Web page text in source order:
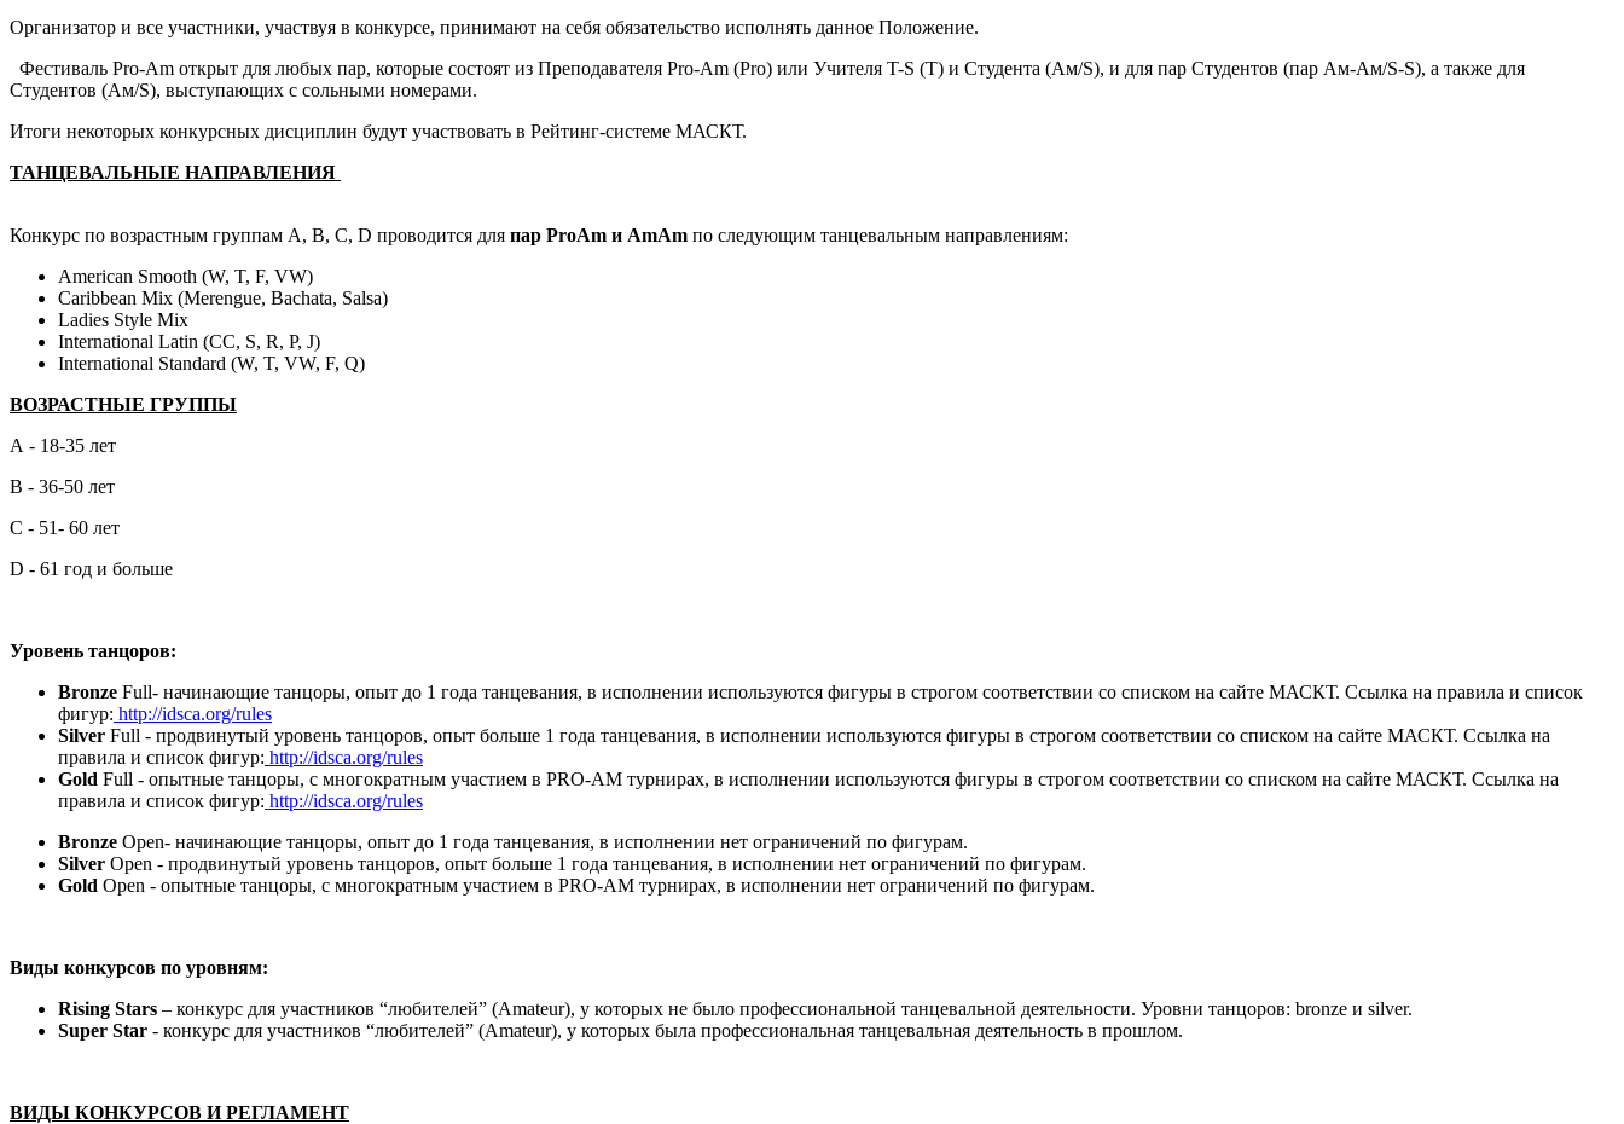
Организатор и все участники, участвуя в конкурсе, принимают на себя обязательство исполнять данное Положение.
Фестиваль Pro-Am открыт для любых пар, которые состоят из Преподавателя Pro-Am (Pro) или Учителя T-S (T) и Студента (Ам/S), и для пар Студентов (пар Ам-Ам/S-S), а также для
Студентов (Ам/S), выступающих с сольными номерами.
Итоги некоторых конкурсных дисциплин будут участвовать в Рейтинг-системе МАСКТ.
ТАНЦЕВАЛЬНЫЕ НАПРАВЛЕНИЯ
Конкурс по возрастным группам A, B, C, D проводится для пар ProAm и AmAm по следующим танцевальным направлениям:
American Smooth (W, T, F, VW)
Caribbean Mix (Merengue, Bachata, Salsa)
Ladies Style Mix
International Latin (CC, S, R, P, J)
International Standard (W, T, VW, F, Q)
ВОЗРАСТНЫЕ ГРУППЫ
А - 18-35 лет
В - 36-50 лет
С - 51- 60 лет
D - 61 год и больше
Уровень танцоров:
Bronze Full- начинающие танцоры, опыт до 1 года танцевания, в исполнении используются фигуры в строгом соответствии со списком на сайте МАСКТ. Ссылка на правила и список
фигур: http://idsca.org/rules
Silver Full - продвинутый уровень танцоров, опыт больше 1 года танцевания, в исполнении используются фигуры в строгом соответствии со списком на сайте МАСКТ. Ссылка на
правила и список фигур: http://idsca.org/rules
Gold Full - опытные танцоры, с многократным участием в PRO-AM турнирах, в исполнении используются фигуры в строгом соответствии со списком на сайте МАСКТ. Ссылка на
правила и список фигур: http://idsca.org/rules
Bronze Open- начинающие танцоры, опыт до 1 года танцевания, в исполнении нет ограничений по фигурам.
Silver Open - продвинутый уровень танцоров, опыт больше 1 года танцевания, в исполнении нет ограничений по фигурам.
Gold Open - опытные танцоры, с многократным участием в PRO-AM турнирах, в исполнении нет ограничений по фигурам.
Виды конкурсов по уровням:
Rising Stars – конкурс для участников “любителей” (Amateur), у которых не было профессиональной танцевальной деятельности. Уровни танцоров: bronze и silver.
Super Star - конкурс для участников “любителей” (Amateur), у которых была профессиональная танцевальная деятельность в прошлом.
ВИДЫ КОНКУРСОВ И РЕГЛАМЕНТ